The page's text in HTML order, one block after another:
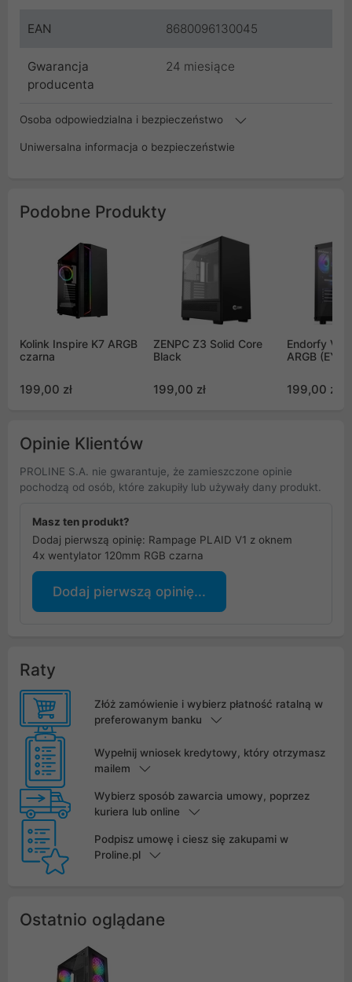
EAN 8680096130045
Gwarancja
producenta
24 miesiące
Osoba odpowiedzialna i bezpieczeństwo
Uniwersalna informacja o bezpieczeństwie
Podobne Produkty
Kolink Inspire K7 ARGB
czarna
199,00 zł
ZENPC Z3 Solid Core
Black
199,00 zł
Endorfy
ARGB
199,00 zł
Opinie Klientów
PROLINE S.A. nie gwarantuje, że zamieszczone opinie
pochodzą od osób, które zakupiły lub używały dany produkt.
Masz ten produkt?
Dodaj pierwszą opinię: Rampage PLAID V1 z oknem
4x wentylator 120mm RGB czarna
Dodaj pierwszą opinię...
Raty
Złóż zamówienie i wybierz płatność ratalną w
preferowanym banku
Wypełnij wniosek kredytowy, który otrzymasz
mailem
Wybierz sposób zawarcia umowy, poprzez
kuriera lub online
Podpisz umowę i ciesz się zakupami w
Proline.pl
Ostatnio oglądane